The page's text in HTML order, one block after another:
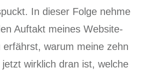
In dieser Folge nehme
Auftakt meines Website-
erfährst, warum meine zehn
wirklich dran ist, welche